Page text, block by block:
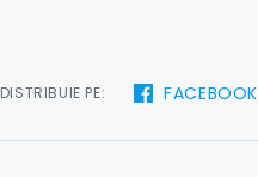
DISTRIBUIE PE: FACEBOOK